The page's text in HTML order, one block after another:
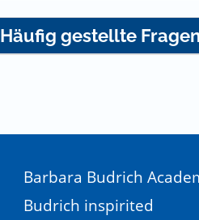
Häufig gestellte Fragen
Barbara Budrich
Budrich inspirited